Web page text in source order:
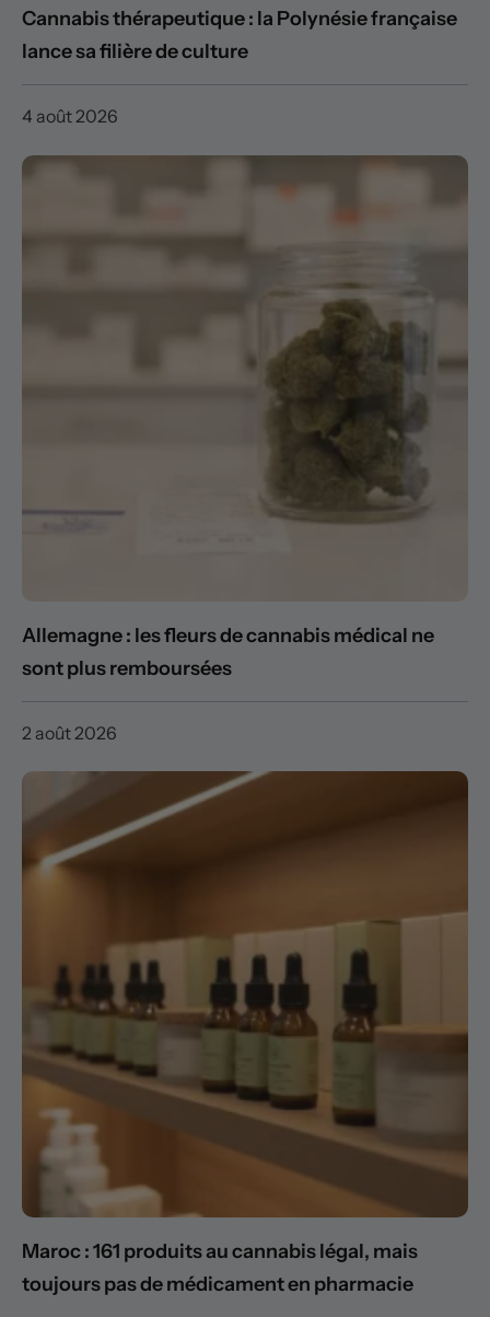
Cannabis thérapeutique : la Polynésie française
lance sa filière de culture
4 août 2026
Allemagne : les fleurs de cannabis médical ne
sont plus remboursées
2 août 2026
Maroc : 161 produits au cannabis légal, mais
toujours pas de médicament en pharmacie